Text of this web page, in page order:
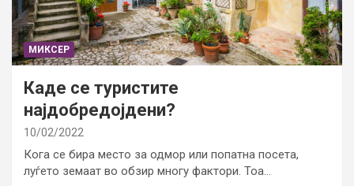
МИКСЕР
Каде се туристите
најдобредојдени?
10/02/2022
Кога се бира место за одмор или попатна посета,
луѓето земаат во обзир многу фактори. Тоа…